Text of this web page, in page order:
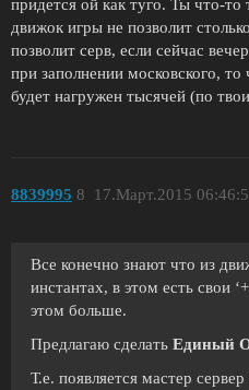
придется ой как туго. Ты что-
движок игры не позволит
позволит серв, если сейчас
при заполнении московского, то
будет нагружен тысячей (по
8839995 17.Март.2015
8
Все конечно знают что из
инстантах, в этом есть свои
этом больше.
Предлагаю сделать Единый
Т.е. появляется мастер